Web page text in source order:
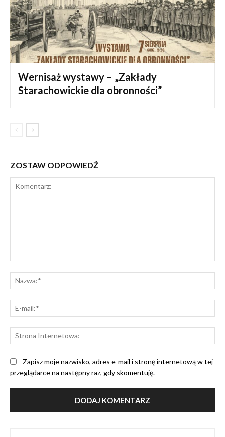
Wernisaż wystawy – „Zakłady
Starachowickie dla obronności”
ZOSTAW ODPOWIEDŹ
Zapisz moje nazwisko, adres e-mail i stronę internetową w tej
przeglądarce na następny raz, gdy skomentuję.